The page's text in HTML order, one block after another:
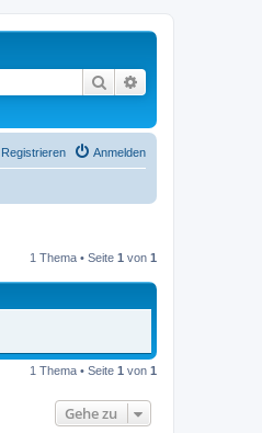
Suche
Anmelden
Registrieren
1 Thema • Seite 1 von 1
1 Thema • Seite 1 von 1
Gehe zu